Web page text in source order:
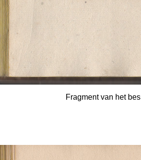
Fragment van het